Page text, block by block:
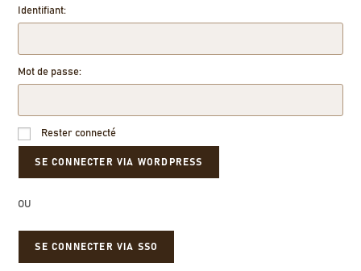
Identifiant:
Mot de passe:
Rester connecté
OU
SE CONNECTER VIA SSO